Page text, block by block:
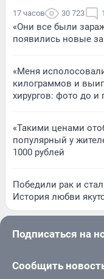
17 часов 30 723
«Они все были
появились новые
«Меня
килограммов и
хирургов: фото до и
«Такими ценами
популярный у
1000 рублей
Победили рак и
История любви
Подписаться на
Сообщить